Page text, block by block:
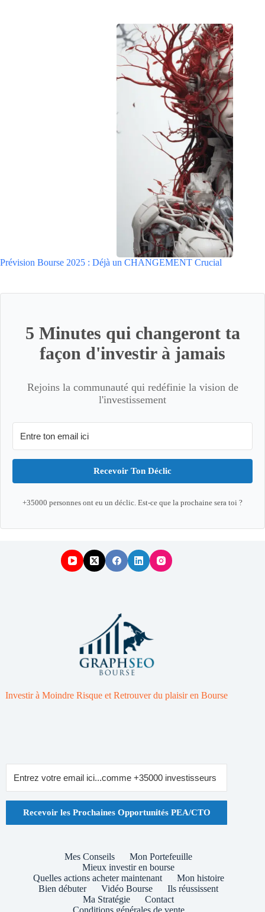
Prévision Bourse 2025 : Déjà un CHANGEMENT Crucial
5 Minutes qui changeront ta
façon d'investir à jamais
Rejoins la communauté qui redéfinie la vision de
l'investissement
Recevoir Ton Déclic
+35000 personnes ont eu un déclic. Est-ce que la prochaine sera toi ?
Investir à Moindre Risque et Retrouver du plaisir en Bourse
Recevoir les Prochaines Opportunités PEA/CTO
Mes Conseils
Mon Portefeuille
Mieux investir en bourse
Quelles actions acheter maintenant
Mon histoire
Bien débuter
Vidéo Bourse
Ils réussissent
Ma Stratégie
Contact
Conditions générales de vente